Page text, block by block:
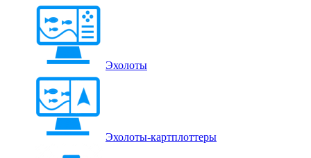
Эхолоты
Эхолоты-картплоттеры